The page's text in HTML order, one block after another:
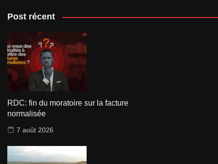
Post récent
RDC: fin du moratoire sur la facture
normalisée
7 août 2026